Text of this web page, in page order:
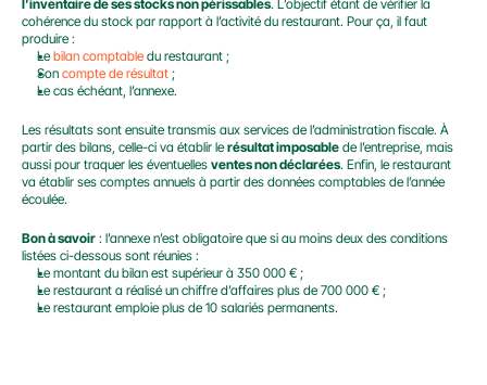
l’inventaire de ses stocks non périssables. L’objectif étant de vérifier la
cohérence du stock par rapport à l’activité du restaurant. Pour ça, il faut
produire :
Le bilan comptable du restaurant ;
Son compte de résultat ;
Le cas échéant, l’annexe.
Les résultats sont ensuite transmis aux services de l’administration fiscale. À
partir des bilans, celle-ci va établir le résultat imposable de l’entreprise, mais
aussi pour traquer les éventuelles ventes non déclarées. Enfin, le restaurant
va établir ses comptes annuels à partir des données comptables de l’année
écoulée.
Bon à savoir : l’annexe n’est obligatoire que si au moins deux des conditions
listées ci-dessous sont réunies :
Le montant du bilan est supérieur à 350 000 € ;
Le restaurant a réalisé un chiffre d’affaires plus de 700 000 € ;
Le restaurant emploie plus de 10 salariés permanents.